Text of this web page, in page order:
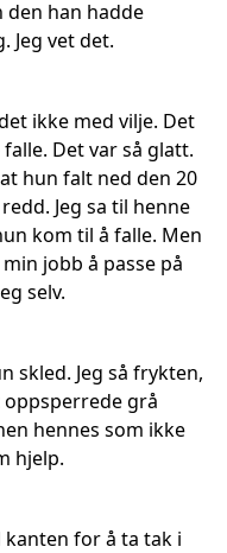
den han hadde
Jeg vet det.
ikke med vilje. Det
Det var så glatt.
hun falt ned den 20
Jeg sa til henne
kom til å falle. Men
jobb å passe på
selv.
skled. Jeg så frykten,
grå
hennes som ikke
hjelp.
kanten for å ta tak i